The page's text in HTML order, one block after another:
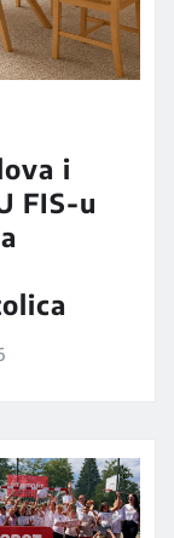
i
FIS-u